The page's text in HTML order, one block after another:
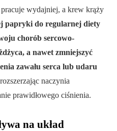
wydajniej, a krew krąży
papryki do regularnej diety
chorób sercowo-
a nawet zmniejszyć
zawału serca lub udaru
naczynia
prawidłowego ciśnienia.
na układ